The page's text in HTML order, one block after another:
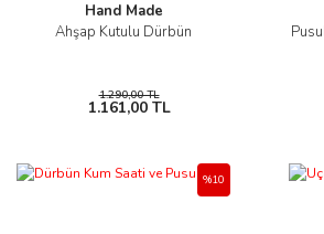
Hand Made
Ahşap Kutulu Dürbün
1.290,00 TL
1.161,00 TL
%10